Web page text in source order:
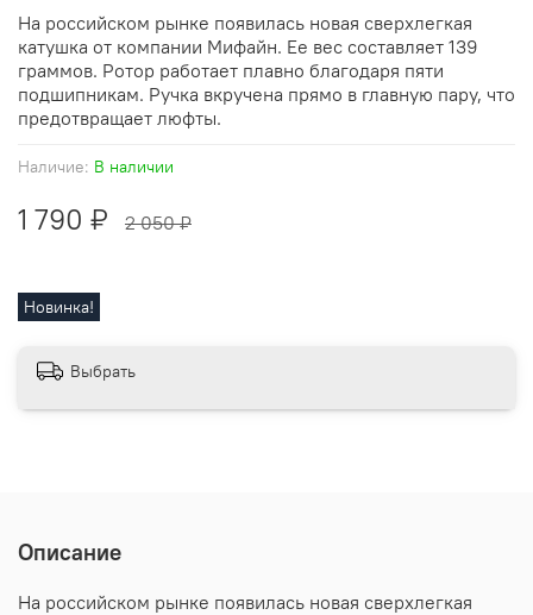
Наличие: В наличии
Новинка!
1 790 ₽ 2 050 ₽
На российском рынке появилась новая сверхлегкая
катушка от компании Мифайн. Ее вес составляет 139
граммов. Ротор работает плавно благодаря пяти
подшипникам. Ручка вкручена прямо в главную пару, что
предотвращает люфты.
Выбрать
Описание
На российском рынке появилась новая сверхлегкая